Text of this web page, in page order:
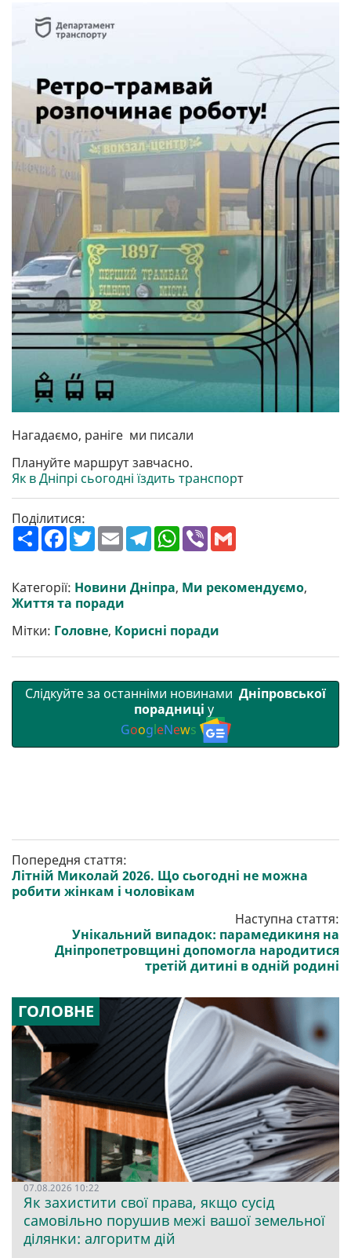
Нагадаємо, раніге ми писали
Плануйте маршрут завчасно.
Як в Дніпрі сьогодні їздить транспорт
Поділитися:
П
о
р
и
т
F
a
b
o
o
T
w
t
e
r
E
m
l
T
e
g
r
W
h
s
A
V
r l
Категорії: Новини Дніпра, Ми рекомендуємо,
Життя та поради
Мітки: Головне, Корисні поради
Слідкуйте за останніми новинами Дніпровської
порадниці у
GoogleNews
Попередня стаття:
Літній Миколай 2026. Що сьогодні не можна
робити жінкам і чоловікам
Наступна стаття:
Унікальний випадок: парамедикиня на
Дніпропетровщині допомогла народитися
третій дитині в одній родині
ГОЛОВНЕ
07.08.2026 10:22
Як захистити свої права, якщо сусід
самовільно порушив межі вашої земельної
ділянки: алгоритм дій